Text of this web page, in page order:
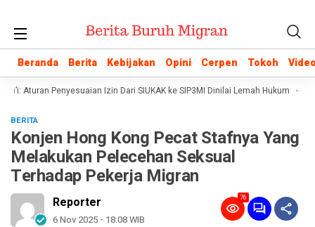
Beranda Berita Kebijakan Opini Cerpen Tokoh
Beranda Berita Kebijakan Opini Cerpen Tokoh
Aturan Penyesuaian Izin Dari SIUKAK ke SIP3MI Dinilai Lemah Hukum
BERITA
Konjen Hong Kong Pecat Stafnya Yang
Melakukan Pelecehan Seksual
Terhadap Pekerja Migran
Reporter
6 Nov 2025 - 18:08 WIB
76